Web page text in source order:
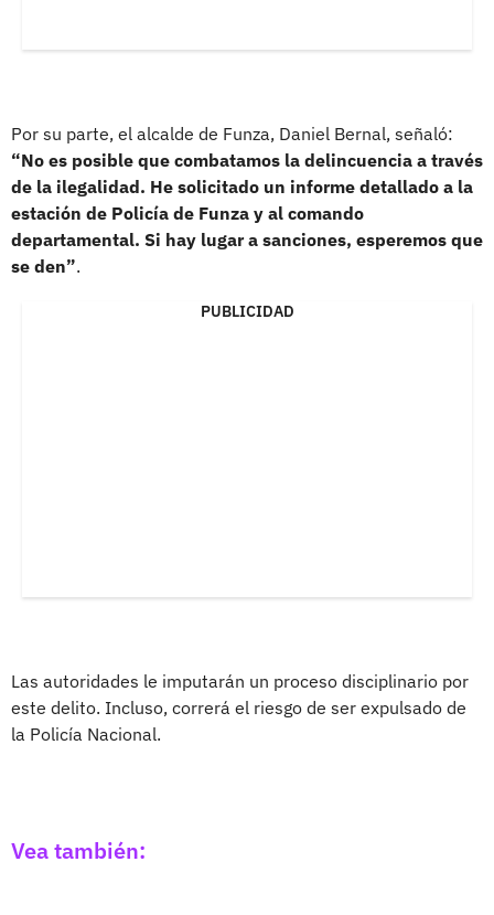
Por su parte, el alcalde de Funza, Daniel Bernal, señaló:
“No es posible que combatamos la delincuencia a través
de la ilegalidad. He solicitado un informe detallado a la
estación de Policía de Funza y al comando
departamental. Si hay lugar a sanciones, esperemos que
se den”.
PUBLICIDAD
Las autoridades le imputarán un proceso disciplinario por
este delito. Incluso, correrá el riesgo de ser expulsado de
la Policía Nacional.
Vea también: